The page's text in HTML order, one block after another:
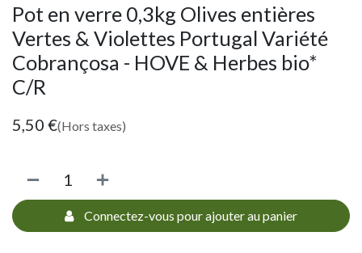
Pot en verre 0,3kg Olives entières
Vertes & Violettes Portugal Variété
Cobrançosa - HOVE & Herbes bio*
C/R
5,50 €(Hors taxes)
Connectez-vous pour ajouter au panier